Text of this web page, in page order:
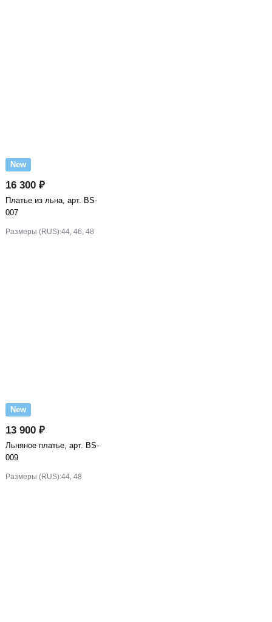
New
16 300 ₽
Платье из льна, арт. BS-
007
Размеры (RUS):44, 46, 48
New
13 900 ₽
Льняное платье, арт. BS-
009
Размеры (RUS):44, 48